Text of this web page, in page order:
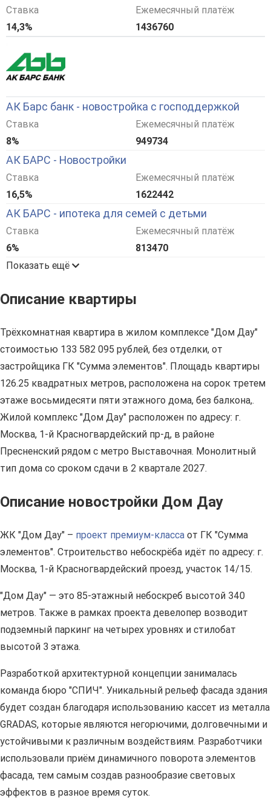
Ставка
14,3%
Ежемесячный платёж
1436760
АК Барс банк - новостройка с господдержкой
Ставка
8%
Ежемесячный платёж
949734
АК БАРС - Новостройки
Ставка
16,5%
Ежемесячный платёж
1622442
АК БАРС - ипотека для семей с детьми
Ставка
6%
Ежемесячный платёж
813470
Показать ещё
Описание квартиры
Трёхкомнатная квартира в жилом комплексе "Дом Дау"
стоимостью 133 582 095 рублей, без отделки, от
застройщика ГК "Сумма элементов". Площадь квартиры
126.25 квадратных метров, расположена на сорок третем
этаже восьмидесяти пяти этажного дома, без балкона,.
Жилой комплекс "Дом Дау" расположен по адресу: г.
Москва, 1-й Красногвардейский пр-д, в районе
Пресненский рядом с метро Выставочная. Монолитный
тип дома со сроком сдачи в 2 квартале 2027.
Описание новостройки Дом Дау
ЖК "Дом Дау" – проект премиум-класса от ГК "Сумма
элементов". Строительство небоскрёба идёт по адресу: г.
Москва, 1-й Красногвардейский проезд, участок 14/15.
"Дом Дау" — это 85-этажный небоскреб высотой 340
метров. Также в рамках проекта девелопер возводит
подземный паркинг на четырех уровнях и стилобат
высотой 3 этажа.
Разработкой архитектурной концепции занималась
команда бюро "СПИЧ". Уникальный рельеф фасада здания
будет создан благодаря использованию кассет из металла
GRADAS, которые являются негорючими, долговечными и
устойчивыми к различным воздействиям. Разработчики
использовали приём динамичного поворота элементов
фасада, тем самым создав разнообразие световых
эффектов в разное время суток.